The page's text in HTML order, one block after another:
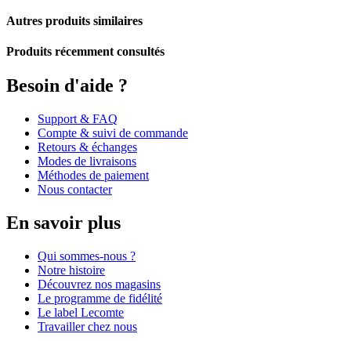
Autres produits similaires
Produits récemment consultés
Besoin d'aide ?
Support & FAQ
Compte & suivi de commande
Retours & échanges
Modes de livraisons
Méthodes de paiement
Nous contacter
En savoir plus
Qui sommes-nous ?
Notre histoire
Découvrez nos magasins
Le programme de fidélité
Le label Lecomte
Travailler chez nous